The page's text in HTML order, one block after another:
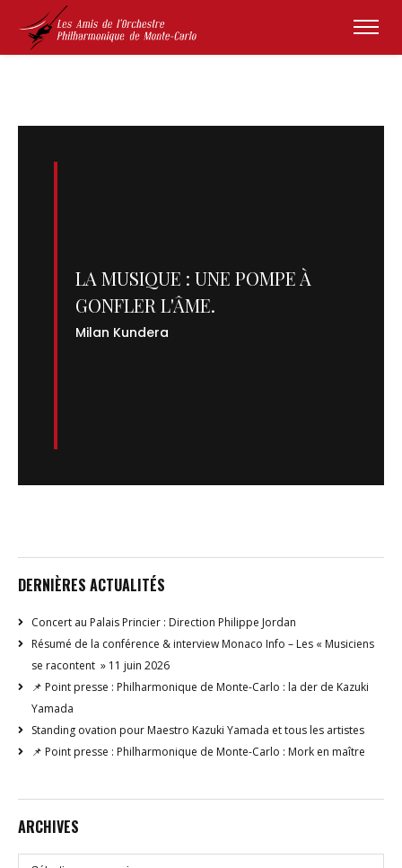
LA MUSIQUE : UNE POMPE À
GONFLER L'ÂME.
Milan Kundera
DERNIÈRES ACTUALITÉS
Concert au Palais Princier : Direction Philippe Jordan
Résumé de la conférence & interview Monaco Info – Les « Musiciens
se racontent » 11 juin 2026
📌 Point presse : Philharmonique de Monte-Carlo : la der de Kazuki
Yamada
Standing ovation pour Maestro Kazuki Yamada et tous les artistes
📌 Point presse : Philharmonique de Monte-Carlo : Mork en maître
ARCHIVES
Archives